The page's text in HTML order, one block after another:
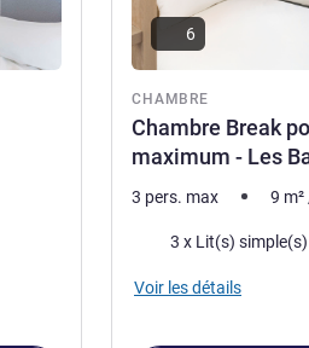
CHAMBRE
Chambre Break
maximum - Les
6
3 pers. max 9 m²
Literie3 x Lit(s) simple(s)
Voir les détails